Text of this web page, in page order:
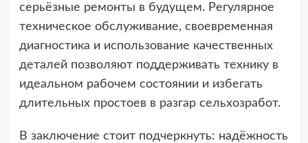
серьёзные ремонты в будущем. Регулярное
техническое обслуживание, своевременная
диагностика и использование качественных
деталей позволяют поддерживать технику в
идеальном рабочем состоянии и избегать
длительных простоев в разгар сельхозработ.
В заключение стоит подчеркнуть: надёжность